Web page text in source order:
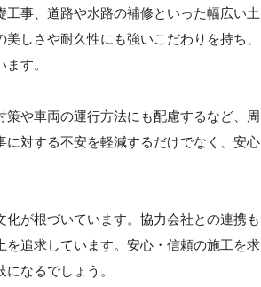
工事、道路や水路の補修といった幅広い土
しさや耐久性にも強いこだわりを持ち、
す。
や車両の運行方法にも配慮するなど、周
対する不安を軽減するだけでなく、安心
が根づいています。協力会社との連携も
追求しています。安心・信頼の施工を求
なるでしょう。